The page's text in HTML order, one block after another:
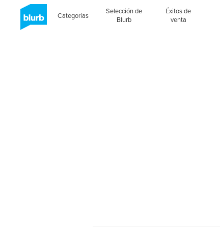
Categorías
Selección de
Blurb
Éxitos de
venta